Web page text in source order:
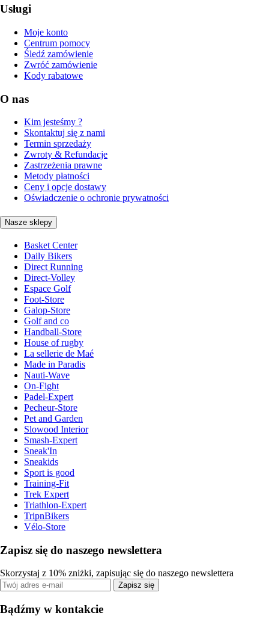
Usługi
Moje konto
Centrum pomocy
Śledź zamówienie
Zwróć zamówienie
Kody rabatowe
O nas
Kim jesteśmy ?
Skontaktuj się z nami
Termin sprzedaży
Zwroty & Refundacje
Zastrzeżenia prawne
Metody płatności
Ceny i opcje dostawy
Oświadczenie o ochronie prywatności
Nasze sklepy
Basket Center
Daily Bikers
Direct Running
Direct-Volley
Espace Golf
Foot-Store
Galop-Store
Golf and co
Handball-Store
House of rugby
La sellerie de Maé
Made in Paradis
Nauti-Wave
On-Fight
Padel-Expert
Pecheur-Store
Pet and Garden
Slowood Interior
Smash-Expert
Sneak'In
Sneakids
Sport is good
Training-Fit
Trek Expert
Triathlon-Expert
TripnBikers
Vélo-Store
Zapisz się do naszego newslettera
Skorzystaj z 10% zniżki, zapisując się do naszego newslettera
Zapisz się
Bądźmy w kontakcie